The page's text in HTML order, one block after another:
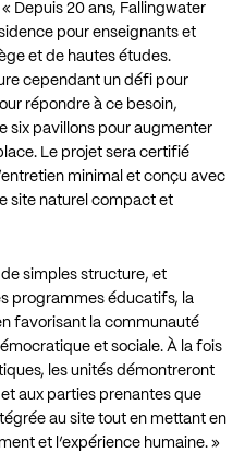
Depuis 20 ans, Fallingwater
pour enseignants et
et de hautes études.
cependant un défi pour
répondre à ce besoin,
six pavillons pour augmenter
Le projet sera certifié
minimal et conçu avec
site naturel compact et
simples structure, et
programmes éducatifs, la
favorisant la communauté
et sociale. À la fois
les unités démontreront
aux parties prenantes que
au site tout en mettant en
et l’expérience humaine. »